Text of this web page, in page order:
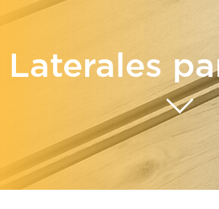
Laterales